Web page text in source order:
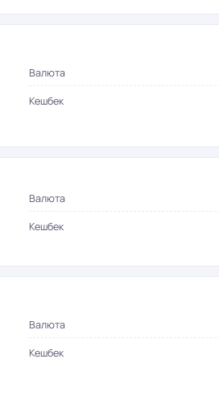
Валюта
Кешбек
Валюта
Кешбек
Валюта
Кешбек